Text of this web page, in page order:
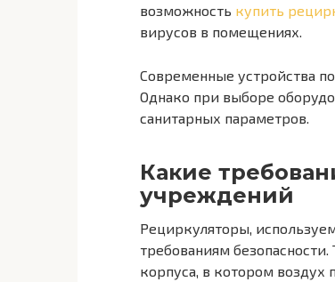
возможность купить
вирусов в помещениях.
Современные устройства
Однако при выборе
санитарных параметров.
Какие
учреждений
Рециркуляторы,
требованиям
корпуса, в котором воздух